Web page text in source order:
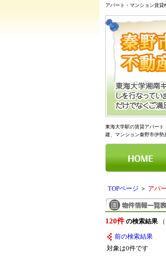
アパート・マンション賃
東海大学駅の賃貸アパート
建、マンション秦野市伊勢
TOPページ ＞ アパ
120件 の検索結果（
前の検索結果
対象は0件です